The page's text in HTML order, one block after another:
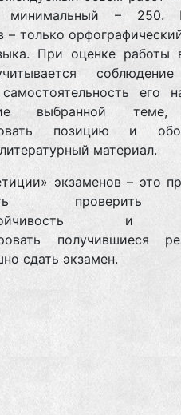
минимальный – 250.
– только
При оценке работы
его
выбранной
позицию и
материал.
экзаменов – это
и
получившиеся
сдать экзамен.